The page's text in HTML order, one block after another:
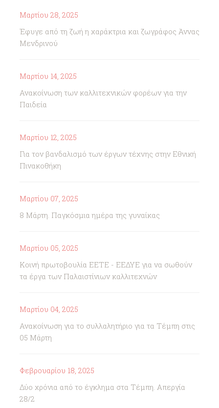
Μαρτίου 28, 2025
Έφυγε από τη ζωή η χαράκτρια και ζωγράφος Άννας
Μενδρινού
Μαρτίου 14, 2025
Ανακοίνωση των καλλιτεχνικών φορέων για την
Παιδεία
Μαρτίου 12, 2025
Για τον βανδαλισμό των έργων τέχνης στην Εθνική
Πινακοθήκη
Μαρτίου 07, 2025
8 Μάρτη. Παγκόσμια ημέρα της γυναίκας
Μαρτίου 05, 2025
Κοινή πρωτοβουλία ΕΕΤΕ - ΕΕΔΥΕ για να σωθούν
τα έργα των Παλαιστίνιων καλλιτεχνών
Μαρτίου 04, 2025
Ανακοίνωση για το συλλαλητήριο για τα Τέμπη στις
05 Μάρτη
Φεβρουαρίου 18, 2025
Δύο χρόνια από το έγκλημα στα Τέμπη. Απεργία
28/2